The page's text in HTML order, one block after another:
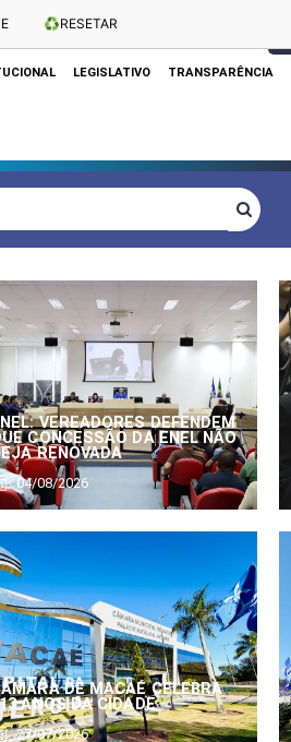
♻️RESETAR
das Sessões: Terças e Quartas às 10h
LEGISLATIVO TRANSPARÊNCIA
VEREADORES DEFENDEM
CONCESSÃO DA ENEL NÃO
RENOVADA
04/08/2026
DE MACAÉ CELEBRA
ANOS DA CIDADE
27/07/2026